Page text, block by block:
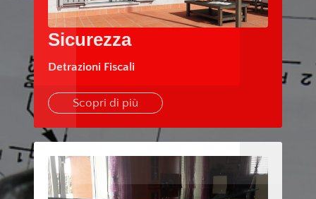
Sicurezza
Detrazioni Fiscali
Scopri di più